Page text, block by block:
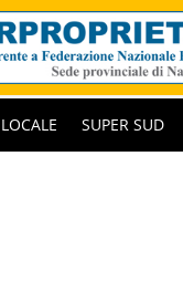
LOCALE SUPER SUD